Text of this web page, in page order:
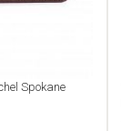
Spokane